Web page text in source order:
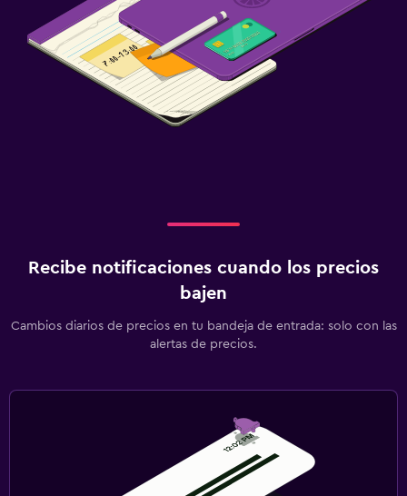
Recibe notificaciones cuando los precios
bajen
Cambios diarios de precios en tu bandeja de entrada: solo con las
alertas de precios.